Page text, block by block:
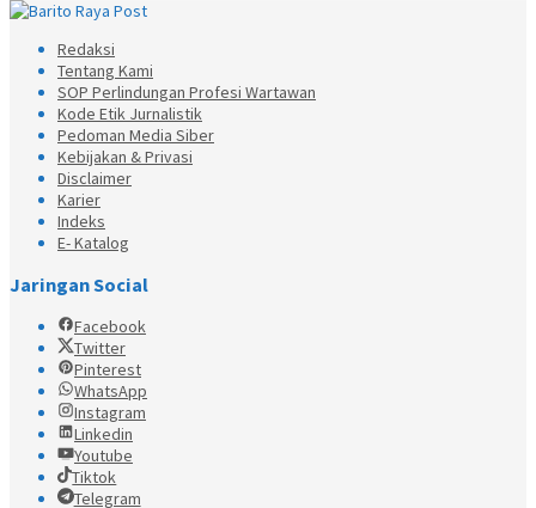
Redaksi
Tentang Kami
SOP Perlindungan Profesi Wartawan
Kode Etik Jurnalistik
Pedoman Media Siber
Kebijakan & Privasi
Disclaimer
Karier
Indeks
E- Katalog
Jaringan Social
Facebook
Twitter
Pinterest
WhatsApp
Instagram
Linkedin
Youtube
Tiktok
Telegram